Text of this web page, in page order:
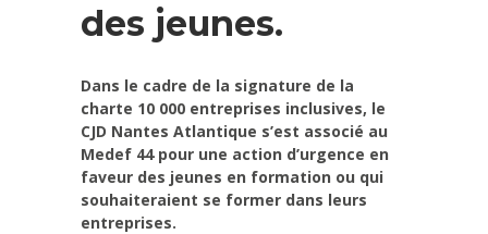
des jeunes.
Dans le cadre de la signature de la
charte 10 000 entreprises inclusives, le
CJD Nantes Atlantique s’est associé au
Medef 44pour une action d’urgence en
faveur des jeunes en formation ou qui
souhaiteraient se former dans leurs
entreprises.